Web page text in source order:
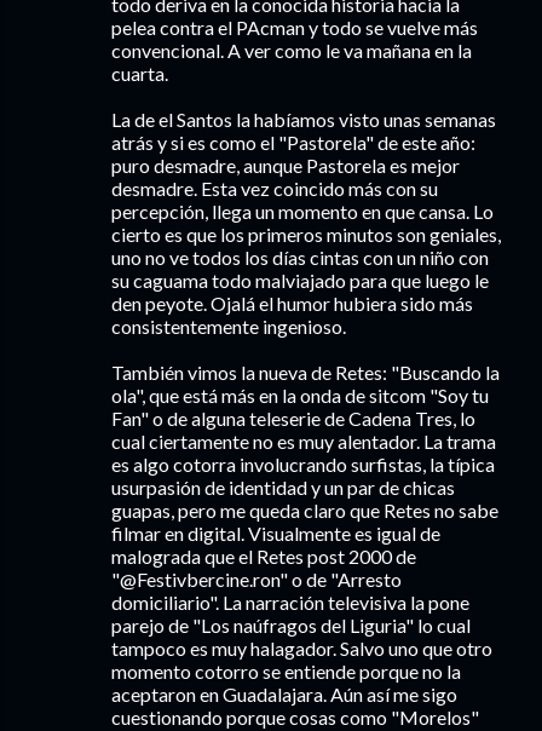
todo deriva en la conocida historia hacia la
pelea contra el PAcman y todo se vuelve más
convencional. A ver como le va mañana en la
cuarta.
La de el Santos la habíamos visto unas semanas
atrás y si es como el "Pastorela" de este año:
puro desmadre, aunque Pastorela es mejor
desmadre. Esta vez coincido más con su
percepción, llega un momento en que cansa. Lo
cierto es que los primeros minutos son geniales,
uno no ve todos los días cintas con un niño con
su caguama todo malviajado para que luego le
den peyote. Ojalá el humor hubiera sido más
consistentemente ingenioso.
También vimos la nueva de Retes: "Buscando la
ola", que está más en la onda de sitcom "Soy tu
Fan" o de alguna teleserie de Cadena Tres, lo
cual ciertamente no es muy alentador. La trama
es algo cotorra involucrando surfistas, la típica
usurpasión de identidad y un par de chicas
guapas, pero me queda claro que Retes no sabe
filmar en digital. Visualmente es igual de
malograda que el Retes post 2000 de
"@Festivbercine.ron" o de "Arresto
domiciliario". La narración televisiva la pone
parejo de "Los naúfragos del Liguria" lo cual
tampoco es muy halagador. Salvo uno que otro
momento cotorro se entiende porque no la
aceptaron en Guadalajara. Aún así me sigo
cuestionando porque cosas como "Morelos"